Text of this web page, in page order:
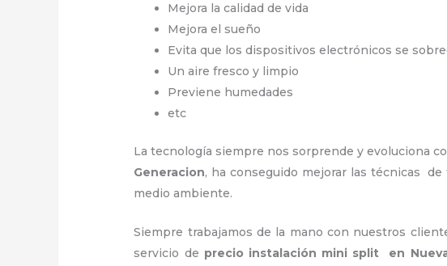
Mejora la calidad de vida
Mejora el sueño
Evita que los dispositivos electrónicos se
Un aire fresco y limpio
Previene humedades
etc
La tecnología siempre nos sorprende y evoluciona
Generacion, ha conseguido mejorar las técnicas
medio ambiente.
Siempre trabajamos de la mano con nuestros
servicio de precio instalación mini split en